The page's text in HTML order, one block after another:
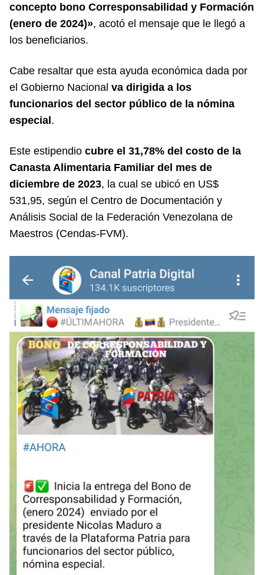
concepto bono Corresponsabilidad y Formación
(enero de 2024)», acotó el mensaje que le llegó a
los beneficiarios.
Cabe resaltar que esta ayuda económica dada por
el Gobierno Nacional va dirigida a los
funcionarios del sector público de la nómina
especial.
Este estipendio cubre el 31,78% del costo de la
Canasta Alimentaria Familiar del mes de
diciembre de 2023, la cual se ubicó en US$
531,95, según el Centro de Documentación y
Análisis Social de la Federación Venezolana de
Maestros (Cendas-FVM).